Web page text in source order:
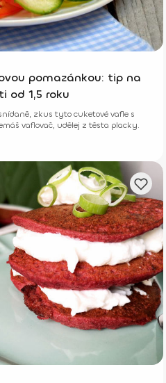
pomazánkou: tip na
od 1,5 roku
zkus tyto cuketové vafle s
vaflovač, udělej z těsta placky.